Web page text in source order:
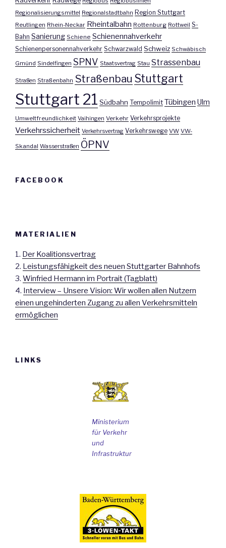
Regionalisierungsmittel Regionalstadtbahn Region Stuttgart
Reutlingen Rhein-Neckar Rheintalbahn Rottenburg Rottweil S-
Bahn Sanierung Schiene Schienennahverkehr
Schienenpersonennahverkehr Schwarzwald Schweiz Schwäbisch
Gmünd Sindelfingen SPNV Staatsvertrag Stau Strassenbau
Straßen Straßenbahn Straßenbau Stuttgart
Stuttgart 21 Südbahn Tempolimit Tübingen Ulm
Umweltfreundlichkeit Vaihingen Verkehr Verkehrsprojekte
Verkehrssicherheit Verkehrsvertrag Verkehrswege VW VW-
Skandal Wasserstraßen ÖPNV
FACEBOOK
MATERIALIEN
1. Der Koalitionsvertrag
2. Leistungsfähigkeit des neuen Stuttgarter Bahnhofs
3. Winfried Hermann im Portrait (Tagblatt)
4. Interview – Unsere Vision: Wir wollen allen Nutzern
einen ungehinderten Zugang zu allen Verkehrsmitteln
ermöglichen
LINKS
Ministerium
für Verkehr
und
Infrastruktur